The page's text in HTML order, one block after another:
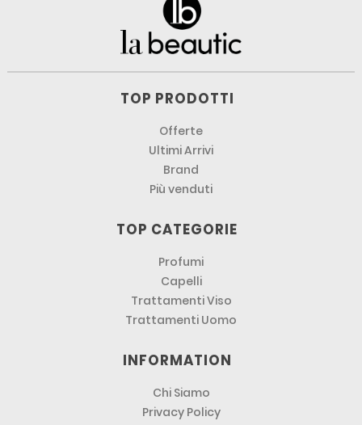
TOP PRODOTTI
Offerte
Ultimi Arrivi
Brand
Più venduti
TOP CATEGORIE
Profumi
Capelli
Trattamenti Viso
Trattamenti Uomo
INFORMATION
Chi Siamo
Privacy Policy